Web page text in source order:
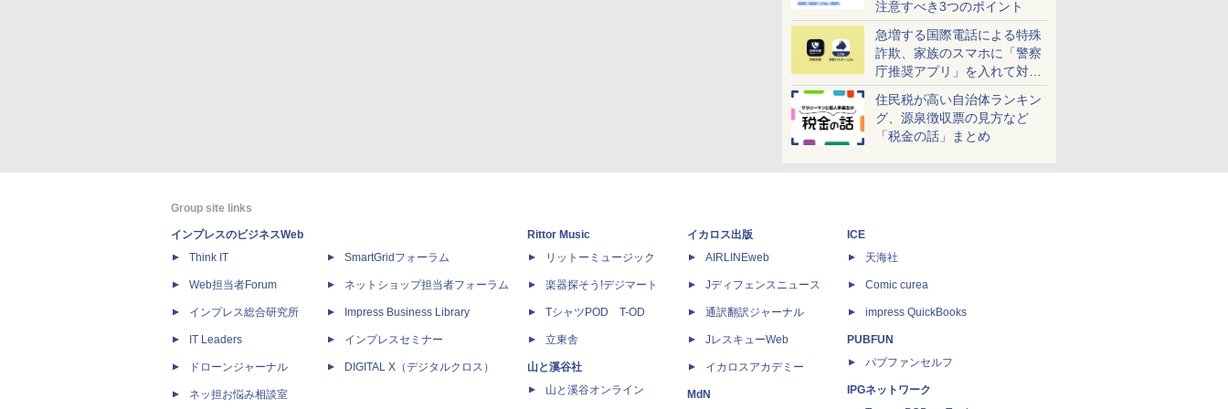
注意すべき3つのポイント
急増する国際電話による特殊
詐欺、家族のスマホに「警察
庁推奨アプリ」を入れて対策
しよう！
住民税が高い自治体ランキン
グ、源泉徴収票の見方など
「税金の話」まとめ
Group site links
インプレスのビジネスWeb
Think IT
Web担当者Forum
インプレス総合研究所
IT Leaders
ドローンジャーナル
ネッ担お悩み相談室
SmartGridフォーラム
ネットショップ担当者フォーラム
Impress Business Library
インプレスセミナー
DIGITAL X（デジタルクロス）
Rittor Music
リットーミュージック
楽器探そう!デジマート
TシャツPOD T-OD
立東舎
山と溪谷社
山と溪谷オンライン
イカロス出版
AIRLINEweb
Jディフェンスニュース
通訳翻訳ジャーナル
JレスキューWeb
イカロスアカデミー
MdN
ICE
天海社
Comic curea
impress QuickBooks
PUBFUN
パブファンセルフ
IPGネットワーク